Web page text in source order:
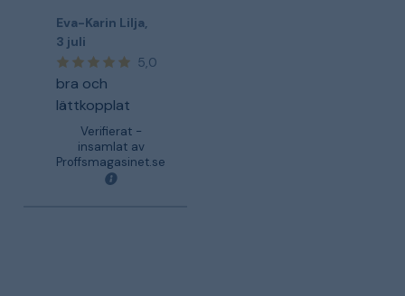
Eva-Karin Lilja,
3 juli
5,0
bra och
lättkopplat
Verifierat -
insamlat av
Proffsmagasinet.se